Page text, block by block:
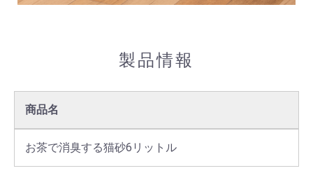
製品情報
商品名
お茶で消臭する猫砂6リットル